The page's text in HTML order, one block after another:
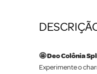
🤩 Deo Colônia
Experimente o